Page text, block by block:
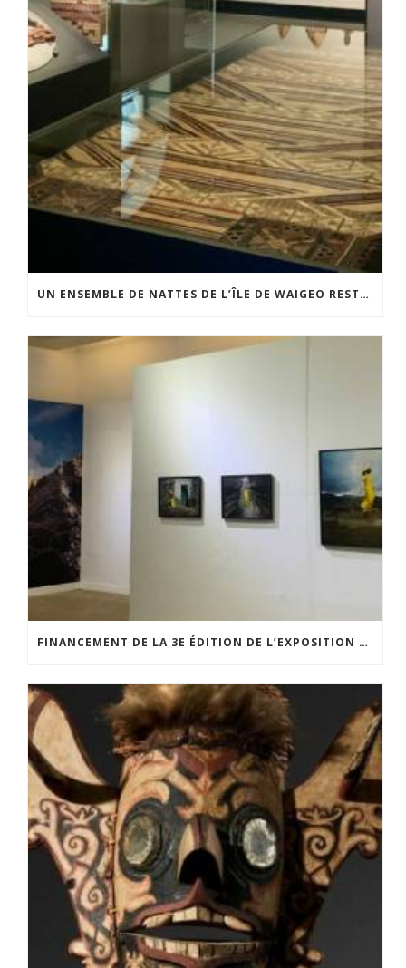
UN ENSEMBLE DE NATTES DE L’ÎLE DE WAIGEO RESTAURÉ GRÂCE AU SOUTIEN DU CERCLE LÉVI-STRAUSS
FINANCEMENT DE LA 3E ÉDITION DE L’EXPOSITION DU PRIX POUR LA PHOTOGRAPHIE PAR LE CERCLE POUR LA PHOTOGRAPHIE ET L’ART CONTEMPORAIN